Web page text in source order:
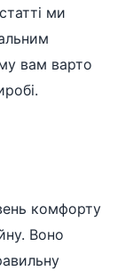
ми
вам варто
комфорту
Воно